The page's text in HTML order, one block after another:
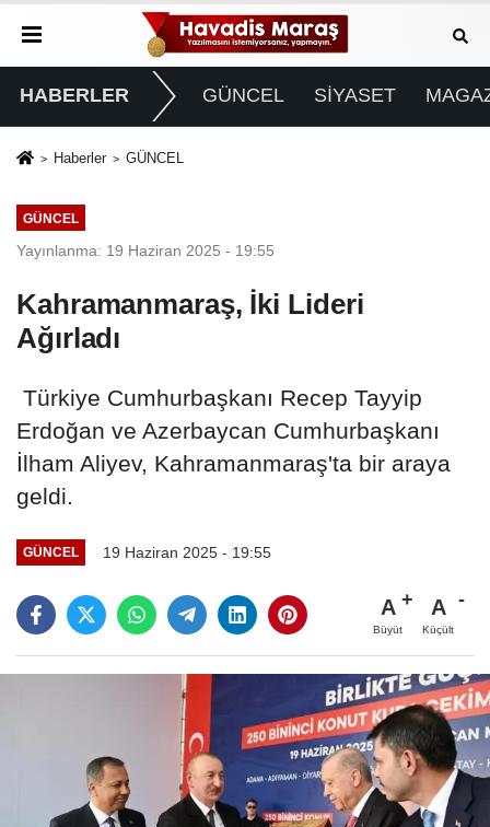
HABERLER GÜNCEL SİYASET
Haberler GÜNCEL
GÜNCEL
Yayınlanma: 19 Haziran 2025 - 19:55
Kahramanmaraş, İki Lideri
Ağırladı
Türkiye Cumhurbaşkanı Recep Tayyip
Erdoğan ve Azerbaycan Cumhurbaşkanı
İlham Aliyev, Kahramanmaraş'ta bir araya
geldi.
GÜNCEL 19 Haziran 2025 - 19:55
A
Büyüt
A
Küçült